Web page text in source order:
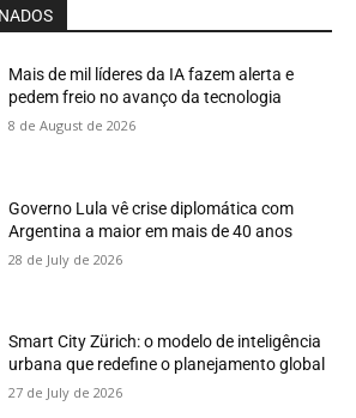
Mais de mil líderes da IA fazem alerta e
pedem freio no avanço da tecnologia
8 de August de 2026
Governo Lula vê crise diplomática com
Argentina a maior em mais de 40 anos
28 de July de 2026
Smart City Zürich: o modelo de inteligência
urbana que redefine o planejamento global
27 de July de 2026